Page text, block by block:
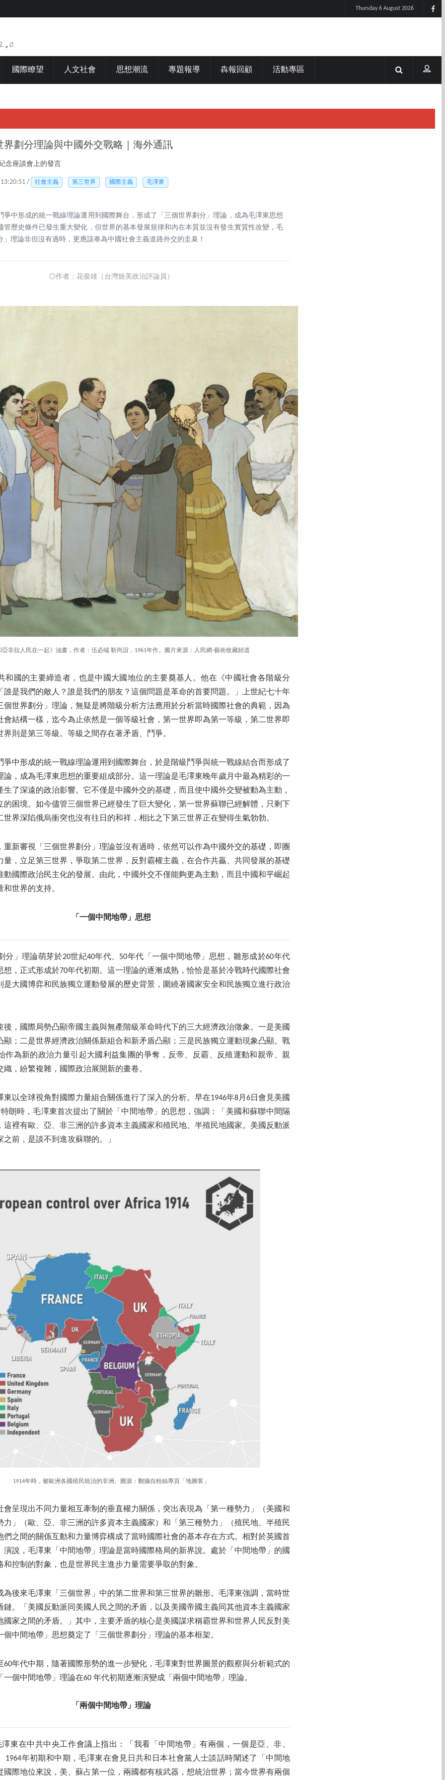
Thursday 6 August 2026
國際瞭望 人文社會 思想潮流 專題報導 犇報回顧 活動專區
界劃分理論與中國外交戰略｜海外通訊
念座談會上的發言
/ 社會主義 第三世界 國際主義 毛澤東
爭中形成的統一戰線理論運用到國際舞台，形成了「三個世界劃分」理論，成為毛澤東思想
管歷史條件已發生重大變化，但世界的基本發展規律和內在本質並沒有發生實質性改變， 毛
」理論非但沒有過時，更應該奉為中國社會主義道路外交的圭臬！
◎作者：花俊雄（台灣旅美政治評論員）
亞非拉人民在一起》油畫，作者：伍必端 靳尚誼，1961年作。圖片來源：人民網-藝術收藏頻道
和國的主要締造者，也是中國大國地位的主要奠基人。他在《中國社會各階級分
誰是我們的敵人？誰是我們的朋友？這個問題是革命的首要問題。」上世紀七十年
個世界劃分」理論，無疑是將階級分析方法應用於分析當時國際社會的典範，因為
會結構一樣，迄今為止依然是一個等級社會，第一世界即為第一等級，第二世界即
則是第三等級。等級之間存在著矛盾、鬥爭。
爭中形成的統一戰線理論運用到國際舞台，於是階級鬥爭與統一戰線結合而形成了
論，成為毛澤東思想的重要組成部分。這一理論是毛澤東晚年歲月中最為精彩的一
生了深遠的政治影響。它不僅是中國外交的基礎，而且使中國外交變被動為主動，
的困境。如今儘管三個世界已經發生了巨大變化，第一世界蘇聯已經解體，只剩下
世界深陷俄烏衝突也沒有往日的和祥，相比之下第三世界正在變得生氣勃勃。
重新審視「三個世界劃分」理論並沒有過時，依然可以作為中國外交的基礎，即團
量，立足第三世界，爭取第二世界，反對霸權主義，在合作共贏、共同發展的基礎
動國際政治民主化的發展。由此，中國外交不僅能夠更為主動，而且中國和平崛起
世界的支持。
「一個中間地帶」思想
分」理論萌芽於20世紀40年代、50年代「一個中間地帶」思想，雛形成於60年代
想，正式形成於70年代初期。這一理論的逐漸成熟，恰恰是基於冷戰時代國際社會
是大國博弈和民族獨立運動發展的歷史背景，圍繞著國家安全和民族獨立進行政治
後，國際局勢凸顯帝國主義與無產階級革命時代下的三大經濟政治徵象。一是美國
顯；二是世界經濟政治關係新組合和新矛盾凸顯；三是民族獨立運動現象凸顯。戰
作為新的政治力量引起大國利益集團的爭奪，反帝、反霸、反殖運動和親帝、親
，紛繁複雜，國際政治展開新的畫卷。
東以全球視角對國際力量組合關係進行了深入的分析。早在1946年8月6日會見美國
特朗時，毛澤東首次提出了關於「中間地帶」的思想，強調：「美國和蘇聯中間隔
這裡有歐、亞、非三洲的許多資本主義國家和殖民地、半殖民地國家。美國反動派
前，是談不到進攻蘇聯的。」
1914年時，被歐洲各國殖民統治的非洲。圖源：翻攝自粉絲專頁「地圖客」
會呈現出不同力量相互牽制的垂直權力關係，突出表現為「第一種勢力」（美國和
力」（歐、亞、非三洲的許多資本主義國家）和「第三種勢力」（殖民地、半殖民
們之間的關係互動和力量博弈構成了當時國際社會的基本存在方式。相對於英國首
演說，毛澤東「中間地帶」理論是當時國際格局的新界說。處於「中間地帶」的國
和控制的對象，也是世界民主進步力量需要爭取的對象。
為後來毛澤東「三個世界」中的第二世界和第三世界的雛形。毛澤東強調，當時世
鏈。「美國反動派同美國人民之間的矛盾，以及美國帝國主義同其他資本主義國家
國家之間的矛盾。」其中，主要矛盾的核心是美國謀求稱霸世界和世界人民反對美
個中間地帶」思想奠定了「三個世界劃分」理論的基本框架。
60年代中期，隨著國際形勢的進一步變化，毛澤東對世界圖景的觀察與分析範式的
個中間地帶」理論在60 年代初期逐漸演變成「兩個中間地帶」理論。
「兩個中間地帶」理論
澤東在中共中央工作會議上指出：「我看「中間地帶」有兩個，一個是亞、非、
1964年初期和中期，毛澤東在會見日共和日本社會黨人士談話時闡述了「中間地
國際地位來說，美、蘇占第一位，兩國都有核武器，想統治世界；當今世界有兩個